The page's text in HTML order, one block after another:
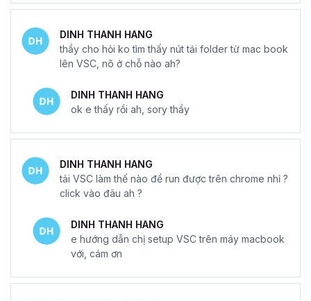
DINH THANH HANG
thầy cho hỏi ko tìm thấy nút tải folder từ mac book
lên VSC, nõ ở chỗ nào ah?
DINH THANH HANG
ok e thấy rồi ah, sory thầy
DINH THANH HANG
tải VSC làm thế nào để run được trên chrome nhỉ ?
click vào đâu ah ?
DINH THANH HANG
e hướng dẫn chị setup VSC trên máy macbook
với, cám ơn